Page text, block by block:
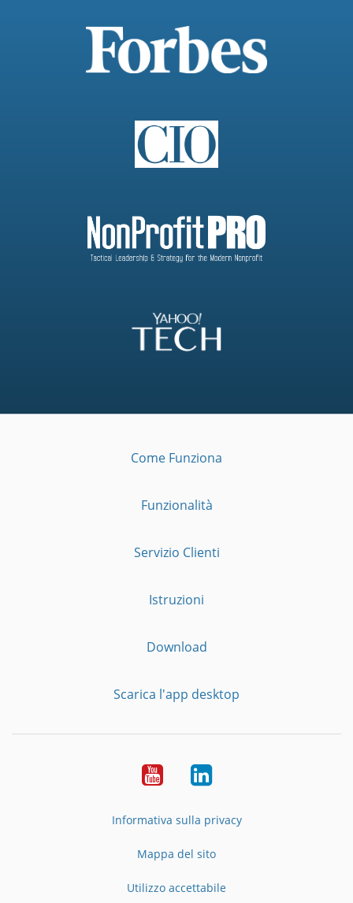
Come Funziona
Funzionalità
Servizio Clienti
Istruzioni
Download
Scarica l'app desktop
YouTubeLinkedIn
Informativa sulla privacy
Mappa del sito
Utilizzo accettabile